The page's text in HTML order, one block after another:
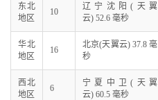
东北
地区
10
辽宁沈阳(天翼
云) 52.6 毫秒
华北
地区
16
北京(天翼云) 37.8 毫
秒
西北
地区
6
宁夏中卫(天翼
云) 60.5 毫秒